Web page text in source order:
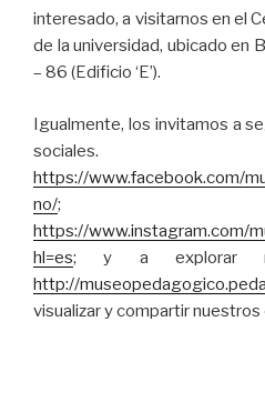
interesado, a visitarnos en el
de la universidad, ubicado en
– 86 (Edificio ‘E’).
Igualmente, los invitamos a
sociales.
https://www.facebook.com/
no/;
https://www.instagram.com/
hl=es; y a explorar
http://
visualizar y compartir